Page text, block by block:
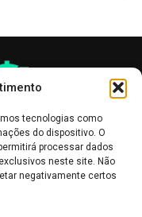
tecnologias como
do dispositivo. O
processar dados
neste site. Não
negativamente certos